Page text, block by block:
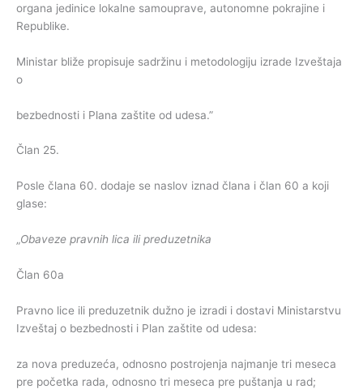
organa jedinice lokalne samouprave, autonomne pokrajine i
Republike.
Ministar bliže propisuje sadržinu i metodologiju izrade Izveštaja
o
bezbednosti i Plana zaštite od udesa.”
Član 25.
Posle člana 60. dodaje se naslov iznad člana i član 60 a koji
glase:
„ Obaveze pravnih lica ili preduzetnika
Član 60a
Pravno lice ili preduzetnik dužno je izradi i dostavi Ministarstvu
Izveštaj o bezbednosti i Plan zaštite od udesa:
za nova preduzeća, odnosno postrojenja najmanje tri meseca
pre početka rada, odnosno tri meseca pre puštanja u rad;